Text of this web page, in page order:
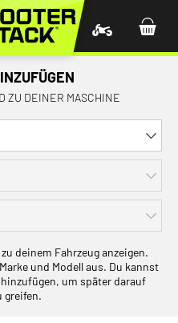
ZU DEINER MASCHINE
deinem Fahrzeug anzeigen.
und Modell aus. Du kannst
um später darauf
greifen.